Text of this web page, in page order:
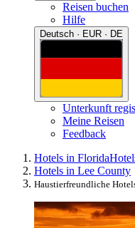
Reisen buchen
Hilfe
Deutsch · EUR · DE
Unterkunft
Meine Reisen
Feedback
Hotels in Florida
Hotels in Lee County
Haustierfreundliche